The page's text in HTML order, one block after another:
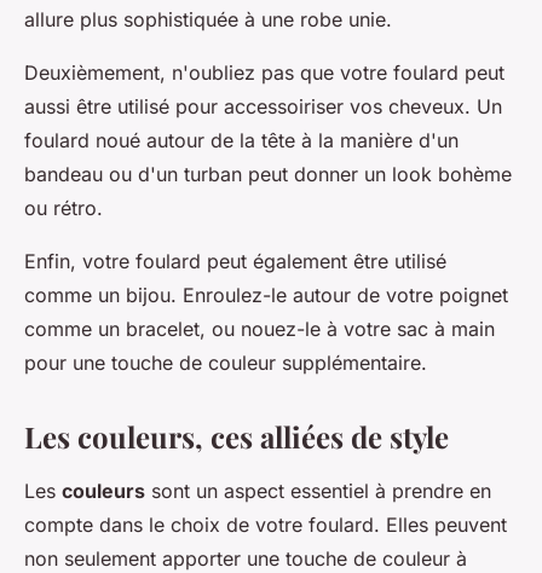
allure plus sophistiquée à une robe unie.
Deuxièmement, n'oubliez pas que votre foulard peut
aussi être utilisé pour accessoiriser vos cheveux. Un
foulard noué autour de la tête à la manière d'un
bandeau ou d'un turban peut donner un look bohème
ou rétro.
Enfin, votre foulard peut également être utilisé
comme un bijou. Enroulez-le autour de votre poignet
comme un bracelet, ou nouez-le à votre sac à main
pour une touche de couleur supplémentaire.
Les couleurs, ces alliées de style
Les couleurs sont un aspect essentiel à prendre en
compte dans le choix de votre foulard. Elles peuvent
non seulement apporter une touche de couleur à